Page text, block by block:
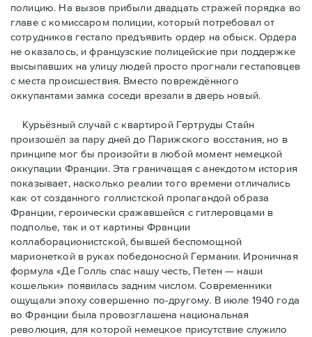
полицию. На вызов прибыли двадцать стражей порядка во
главе с комиссаром полиции, который потребовал от
сотрудников гестапо предъявить ордер на обыск. Ордера
не оказалось, и французские полицейские при поддержке
высыпавших на улицу людей просто прогнали гестаповцев
с места происшествия. Вместо повреждённого
оккупантами замка соседи врезали в дверь новый.
Курьёзный случай с квартирой Гертруды Стайн
произошёл за пару дней до Парижского восстания, но в
принципe мог бы произойти в любой момент немецкой
оккупации Франции. Эта граничащая с анекдотом история
показывает, насколько реалии того времени отличались
как от созданного голлистской пропагандой образа
Франции, героически сражавшейся с гитлеровцами в
подполье, так и от картины Франции
коллаборационистской, бывшей беспомощной
марионеткой в руках победоносной Германии. Ироничная
формула «Де Голль спас нашу честь, Петен — наши
кошельки» появилась задним числом. Современники
ощущали эпоху совершенно по-другому. В июле 1940 года
во Франции была провозглашена национальная
революция, для которой немецкое присутствие служило